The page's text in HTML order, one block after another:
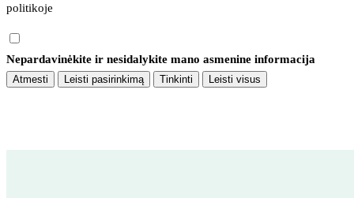
politikoje
Nepardavinėkite ir nesidalykite mano asmenine informacija
Atmesti Leisti pasirinkimą Tinkinti Leisti visus